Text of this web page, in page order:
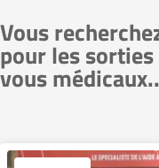
Vous
pour les
vous